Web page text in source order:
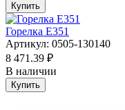
Купить
Горелка Е351
Артикул: 0505-130140
8 471.39 ₽
В наличии
Купить